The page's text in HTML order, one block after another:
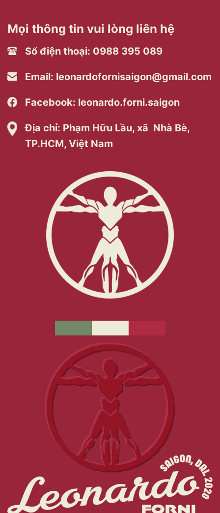
Mọi thông tin vui lòng liên hệ
Số điện thoại: 0988 395 089
Email: leonardofornisaigon@gmail.com
Facebook: leonardo.forni.saigon
Địa chỉ: Phạm Hữu Lầu, xã Nhà Bè,
TP.HCM, Việt Nam